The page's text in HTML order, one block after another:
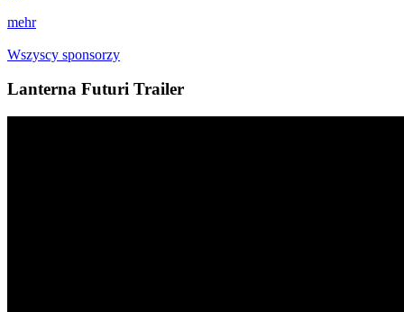
mehr
Wszyscy sponsorzy
Lanterna Futuri Trailer